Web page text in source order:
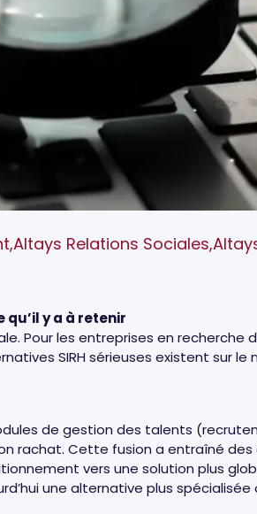
,Altays Relations Sociales,
qu’il y a à retenir
Pour les entreprises en recherche
SIRH sérieuses existent sur le
de gestion des talents
rachat. Cette fusion a entraîné
vers une solution plus
une alternative plus